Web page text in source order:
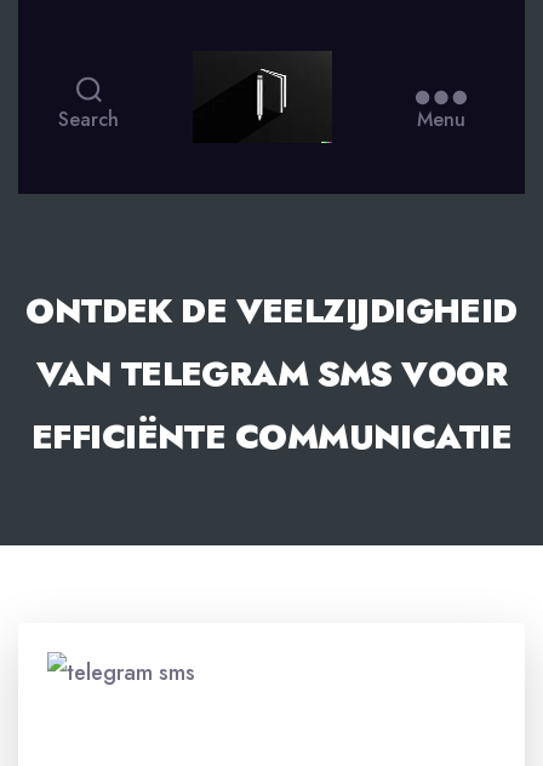
Search Menu
ONTDEK DE VEELZIJDIGHEID
VAN TELEGRAM SMS VOOR
EFFICIËNTE COMMUNICATIE